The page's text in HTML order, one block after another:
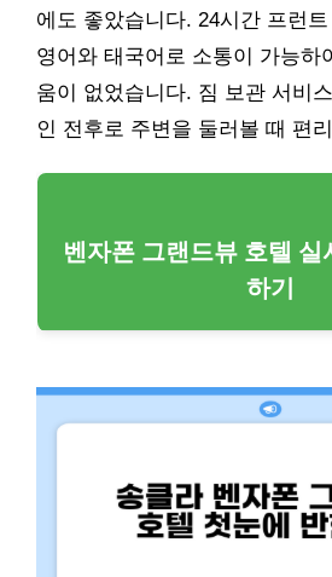
에도 좋았습니다. 24시간 프런트
영어와 태국어로 소통이 가능하
움이 없었습니다. 짐 보관 서비
인 전후로 주변을 둘러볼 때 편
벤자폰 그랜드뷰 호텔 실
하기